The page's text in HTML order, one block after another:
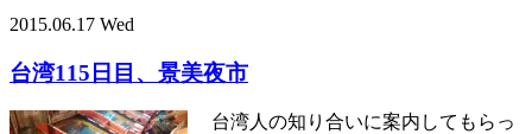
2015.06.17 Wed
台湾115日目、景美夜市
台湾人の知り合いに案内してもらっ